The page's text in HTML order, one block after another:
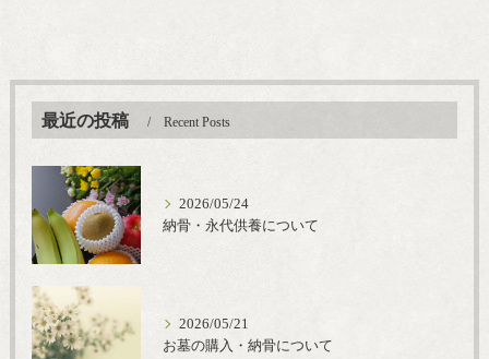
最近の投稿 Recent Posts
2026/05/24
納骨・永代供養について
2026/05/21
お墓の購入・納骨について